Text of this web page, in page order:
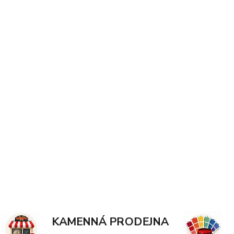
KAMENNÁ PRODEJNA